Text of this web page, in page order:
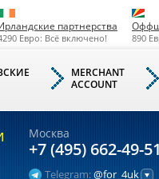
партнерства
Евро: Всё включено! 890
MERCHANT
ACCOUNT
Москва
+7 (495) 662-49-51
Telegram:@for_4uk